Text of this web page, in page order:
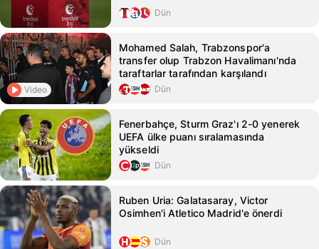
Dün
Video
Mohamed Salah, Trabzonspor'a
transfer olup Trabzon Havalimanı'nda
taraftarlar tarafından karşılandı
Dün
Fenerbahçe, Sturm Graz'ı 2-0 yenerek
UEFA ülke puanı sıralamasında
yükseldi
Dün
Ruben Uria: Galatasaray, Victor
Osimhen'i Atletico Madrid'e önerdi
Dün